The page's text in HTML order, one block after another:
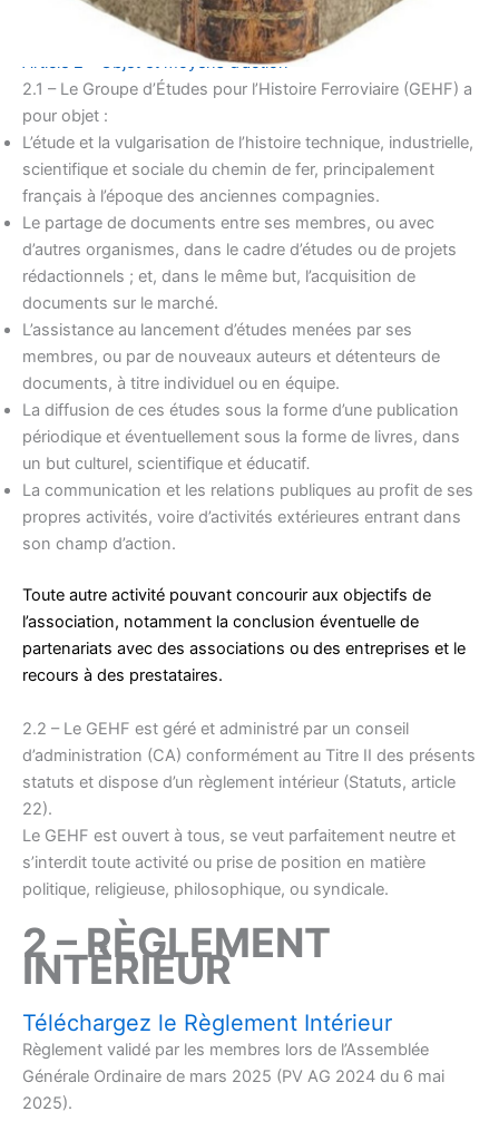
Article 2 – Objet et moyens d’action
2.1 – Le Groupe d’Études pour l’Histoire Ferroviaire (GEHF) a
pour objet :
L’étude et la vulgarisation de l’histoire technique, industrielle,
scientifique et sociale du chemin de fer, principalement
français à l’époque des anciennes compagnies.
Le partage de documents entre ses membres, ou avec
d’autres organismes, dans le cadre d’études ou de projets
rédactionnels ; et, dans le même but, l’acquisition de
documents sur le marché.
L’assistance au lancement d’études menées par ses
membres, ou par de nouveaux auteurs et détenteurs de
documents, à titre individuel ou en équipe.
La diffusion de ces études sous la forme d’une publication
périodique et éventuellement sous la forme de livres, dans
un but culturel, scientifique et éducatif.
La communication et les relations publiques au profit de ses
propres activités, voire d’activités extérieures entrant dans
son champ d’action.
Toute autre activité pouvant concourir aux objectifs de
l’association, notamment la conclusion éventuelle de
partenariats avec des associations ou des entreprises et le
recours à des prestataires.
2.2 – Le GEHF est géré et administré par un conseil
d’administration (CA) conformément au Titre II des présents
statuts et dispose d’un règlement intérieur (Statuts, article
22).
Le GEHF est ouvert à tous, se veut parfaitement neutre et
s’interdit toute activité ou prise de position en matière
politique, religieuse, philosophique, ou syndicale.
2 – RÈGLEMENT
INTÉRIEUR
Téléchargez le Règlement Intérieur
Règlement validé par les membres lors de l’Assemblée
Générale Ordinaire de mars 2025 (PV AG 2024 du 6 mai
2025).